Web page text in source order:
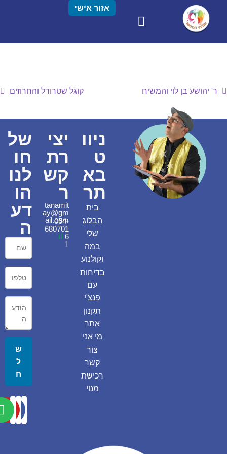
אזור אישי
ר' יהושע בן לוי והמשיח קוגל שטרודל והחרוזים
ניוו
ט
בא
תר
בית
הבלוג
שלי
במה
וקולנוע
בדיחות
עם
פנצ'י
תקנון
אתר
מי אני
צור
קשר
רכישת
מנוי
יצי
רת
קש
ר
tanamit
ay@gm
ail.com
054-
680701
6
1
של
חו
לנו
הו
דע
ה
ש
ל
ח